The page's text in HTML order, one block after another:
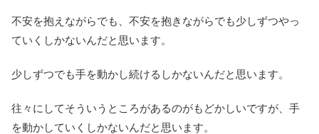
不安を抱えながらでも、不安を抱きながらでも少しずつやっ
ていくしかないんだと思います。
少しずつでも手を動かし続けるしかないんだと思います。
往々にしてそういうところがあるのがもどかしいですが、手
を動かしていくしかないんだと思います。